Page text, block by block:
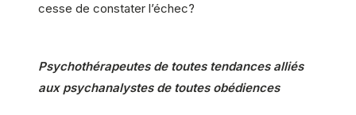
cesse de constater l’échec?
Psychothérapeutes de toutes tendances alliés
aux psychanalystes de toutes obédiences